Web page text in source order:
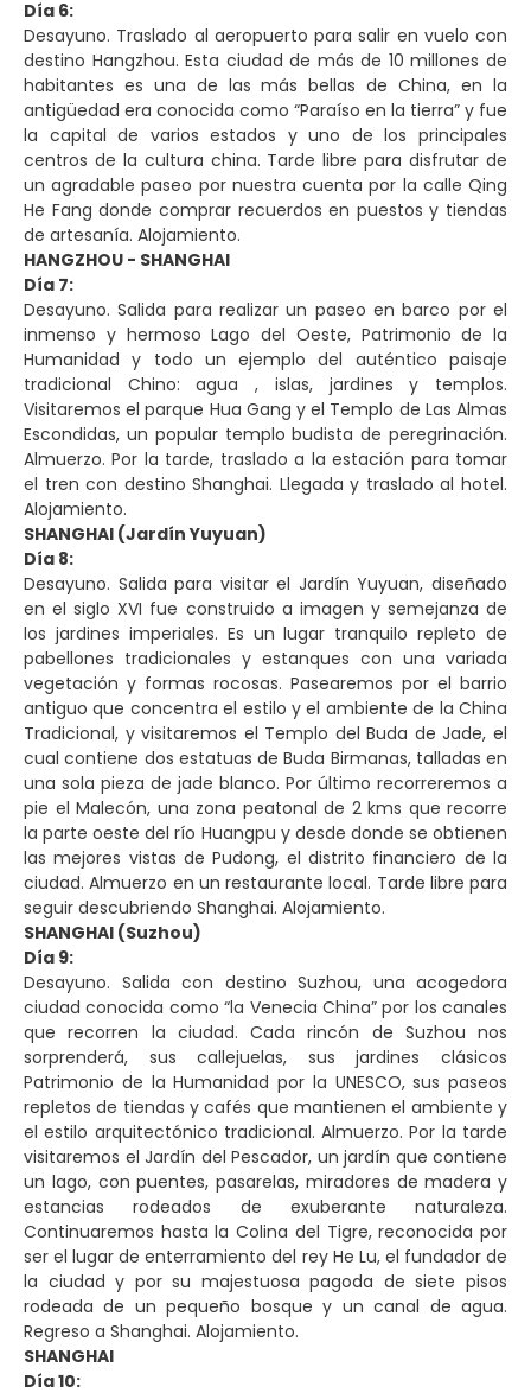
Día 6:
Desayuno. Traslado al aeropuerto para salir en vuelo con
destino Hangzhou. Esta ciudad de más de 10 millones de
habitantes es una de las más bellas de China, en la
antigüedad era conocida como “Paraíso en la tierra” y fue
la capital de varios estados y uno de los principales
centros de la cultura china. Tarde libre para disfrutar de
un agradable paseo por nuestra cuenta por la calle Qing
He Fang donde comprar recuerdos en puestos y tiendas
de artesanía. Alojamiento.
HANGZHOU - SHANGHAI
Día 7:
Desayuno. Salida para realizar un paseo en barco por el
inmenso y hermoso Lago del Oeste, Patrimonio de la
Humanidad y todo un ejemplo del auténtico paisaje
tradicional Chino: agua , islas, jardines y templos.
Visitaremos el parque Hua Gang y el Templo de Las Almas
Escondidas, un popular templo budista de peregrinación.
Almuerzo. Por la tarde, traslado a la estación para tomar
el tren con destino Shanghai. Llegada y traslado al hotel.
Alojamiento.
SHANGHAI (Jardín Yuyuan)
Día 8:
Desayuno. Salida para visitar el Jardín Yuyuan, diseñado
en el siglo XVI fue construido a imagen y semejanza de
los jardines imperiales. Es un lugar tranquilo repleto de
pabellones tradicionales y estanques con una variada
vegetación y formas rocosas. Pasearemos por el barrio
antiguo que concentra el estilo y el ambiente de la China
Tradicional, y visitaremos el Templo del Buda de Jade, el
cual contiene dos estatuas de Buda Birmanas, talladas en
una sola pieza de jade blanco. Por último recorreremos a
pie el Malecón, una zona peatonal de 2 kms que recorre
la parte oeste del río Huangpu y desde donde se obtienen
las mejores vistas de Pudong, el distrito financiero de la
ciudad. Almuerzo en un restaurante local. Tarde libre para
seguir descubriendo Shanghai. Alojamiento.
SHANGHAI (Suzhou)
Día 9:
Desayuno. Salida con destino Suzhou, una acogedora
ciudad conocida como “la Venecia China” por los canales
que recorren la ciudad. Cada rincón de Suzhou nos
sorprenderá, sus callejuelas, sus jardines clásicos
Patrimonio de la Humanidad por la UNESCO, sus paseos
repletos de tiendas y cafés que mantienen el ambiente y
el estilo arquitectónico tradicional. Almuerzo. Por la tarde
visitaremos el Jardín del Pescador, un jardín que contiene
un lago, con puentes, pasarelas, miradores de madera y
estancias rodeados de exuberante naturaleza.
Continuaremos hasta la Colina del Tigre, reconocida por
ser el lugar de enterramiento del rey He Lu, el fundador de
la ciudad y por su majestuosa pagoda de siete pisos
rodeada de un pequeño bosque y un canal de agua.
Regreso a Shanghai. Alojamiento.
SHANGHAI
Día 10: